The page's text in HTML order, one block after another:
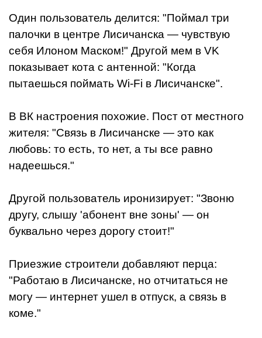
Один пользователь делится: "Поймал три
палочки в центре Лисичанска — чувствую
себя Илоном Маском!" Другой мем в VK
показывает кота с антенной: "Когда
пытаешься поймать Wi-Fi в Лисичанске".
В ВК настроения похожие. Пост от местного
жителя: "Связь в Лисичанске — это как
любовь: то есть, то нет, а ты все равно
надеешься."
Другой пользователь иронизирует: "Звоню
другу, слышу 'абонент вне зоны' — он
буквально через дорогу стоит!"
Приезжие строители добавляют перца:
"Работаю в Лисичанске, но отчитаться не
могу — интернет ушел в отпуск, а связь в
коме."